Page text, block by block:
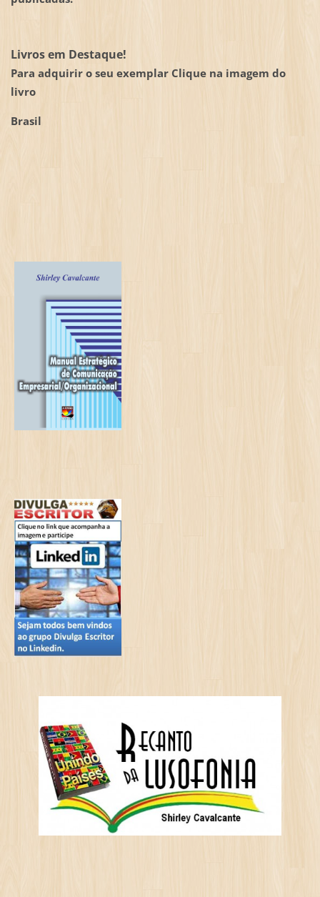
Livros em Destaque!
Para adquirir o seu exemplar Clique na imagem do
livro
Brasil